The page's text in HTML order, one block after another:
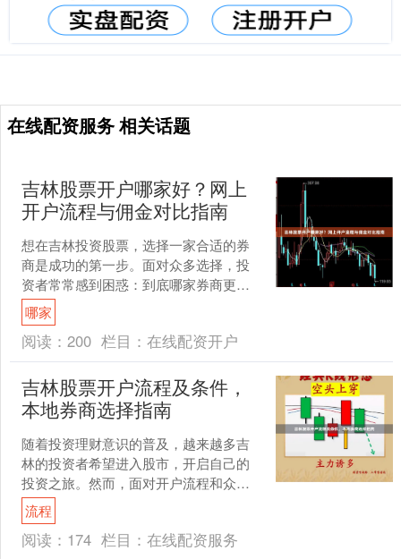
在线配资服务 相关话题
吉林股票开户哪家好？网上
开户流程与佣金对比指南
想在吉林投资股票，选择一家合适的券
商是成功的第一步。面对众多选择，投
资者常常感到困惑：到底哪家券商更
好？网上开户又该如何操作？佣金多少
才算合理？本文将为您提供一....
哪家
阅读： 200 栏目： 在线配资开户
吉林股票开户流程及条件，
本地券商选择指南
随着投资理财意识的普及，越来越多吉
林的投资者希望进入股市，开启自己的
投资之旅。然而，面对开户流程和众多
券商，不少新手感到迷茫。本文将为您
详细解析在吉林地区股票开....
流程
阅读： 174 栏目： 在线配资服务